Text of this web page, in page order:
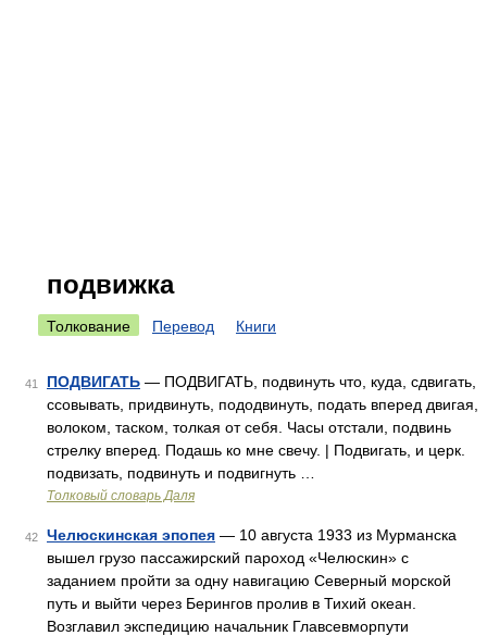
подвижка
Толкование Перевод Книги
41 ПОДВИГАТЬ — ПОДВИГАТЬ, подвинуть что, куда, сдвигать,
ссовывать, придвинуть, пододвинуть, подать вперед двигая,
волоком, таском, толкая от себя. Часы отстали, подвинь
стрелку вперед. Подашь ко мне свечу. | Подвигать, и церк.
подвизать, подвинуть и подвигнуть …
Толковый словарь Даля
42 Челюскинская эпопея — 10 августа 1933 из Мурманска
вышел грузо пассажирский пароход «Челюскин» с
заданием пройти за одну навигацию Северный морской
путь и выйти через Берингов пролив в Тихий океан.
Возглавил экспедицию начальник Главсевморпути